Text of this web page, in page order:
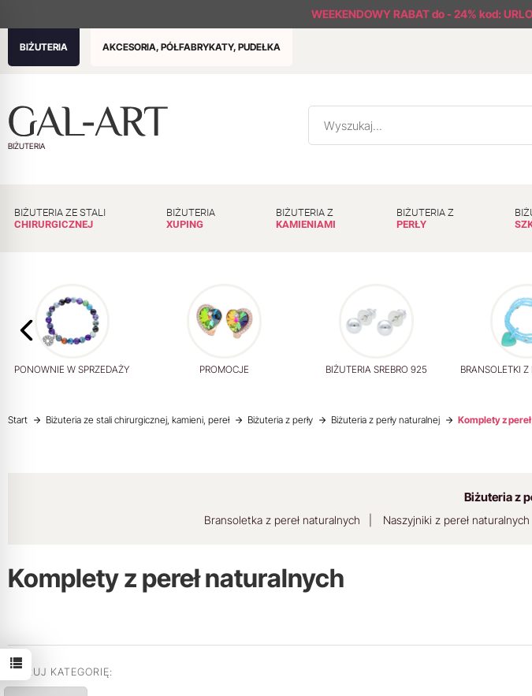
WEEKENDOWY RABATdo - 24% kod:
BIŻUTERIA AKCESORIA, PÓŁFABRYKATY, PUDEŁKA
BIŻUTERIA
BIŻUTERIA ZE STALI
CHIRURGICZNEJ
BIŻUTERIA
XUPING
BIŻUTERIA Z
KAMIENIAMI
BIŻUTERIA Z
PERŁY
PONOWNIE W SPRZEDAŻY PROMOCJE BIŻUTERIA SREBRO 925 BRANSOLETKI Z
Start Biżuteria ze stali chirurgicznej, kamieni, pereł Biżuteria z perły Biżuteria z perły naturalnej Komplety z
Biżuteria z
Bransoletka z pereł naturalnych Naszyjniki z pereł naturalnych
Komplety z pereł naturalnych
FILTRUJ KATEGORIĘ: